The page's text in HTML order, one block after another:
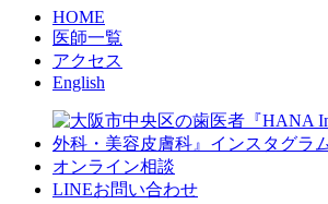
HOME
医師一覧
アクセス
English
オンライン相談
LINEお問い合わせ